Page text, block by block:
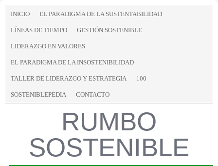
INICIO EL PARADIGMA DE LA SUSTENTABILIDAD
LÍNEAS DE TIEMPO GESTIÓN SOSTENIBLE
LIDERAZGO EN VALORES
EL PARADIGMA DE LA INSOSTENIBILIDAD
TALLER DE LIDERAZGO Y ESTRATEGIA 100
SOSTENIBLEPEDIA CONTACTO
RUMBO
SOSTENIBLE